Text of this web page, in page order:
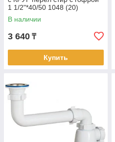
1 1/2"*40/50 1048 (20)
В наличии
3 640 ₸
Купить